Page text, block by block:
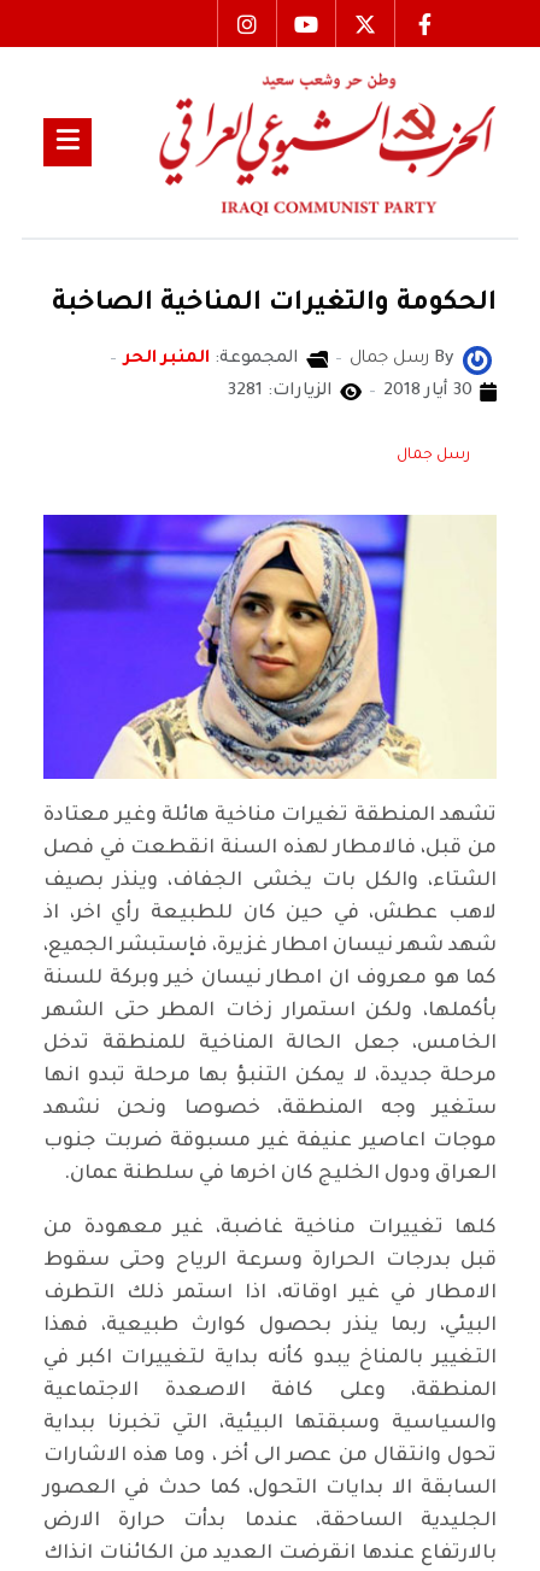
الحكومة والتغيرات المناخية الصاخبة
By رسل جمال المجموعة: المنبر الحر
30 أيار 2018
الزيارات: 3281
رسل جمال
تشهد المنطقة تغيرات مناخية هائلة وغير معتادة
من قبل، فالامطار لهذه السنة انقطعت في فصل
الشتاء، والكل بات يخشى الجفاف، وينذر بصيف
لاهب عطش، في حين كان للطبيعة رأي اخر، اذ
شهد شهر نيسان امطار غزيرة، فإستبشر الجميع،
كما هو معروف ان امطار نيسان خير وبركة للسنة
بأكملها، ولكن استمرار زخات المطر حتى الشهر
الخامس، جعل الحالة المناخية للمنطقة تدخل
مرحلة جديدة، لا يمكن التنبؤ بها مرحلة تبدو انها
ستغير وجه المنطقة، خصوصا ونحن نشهد
موجات اعاصير عنيفة غير مسبوقة ضربت جنوب
العراق ودول الخليج كان اخرها في سلطنة عمان.
كلها تغييرات مناخية غاضبة، غير معهودة من
قبل بدرجات الحرارة وسرعة الرياح وحتى سقوط
الامطار في غير اوقاته، اذا استمر ذلك التطرف
البيئي، ربما ينذر بحصول كوارث طبيعية، فهذا
التغيير بالمناخ يبدو كأنه بداية لتغييرات اكبر في
المنطقة، وعلى كافة الاصعدة الاجتماعية
والسياسية وسبقتها البيئية، التي تخبرنا ببداية
تحول وانتقال من عصر الى أخر ، وما هذه الاشارات
السابقة الا بدايات التحول، كما حدث في العصور
الجليدية الساحقة، عندما بدأت حرارة الارض
بالارتفاع عندها انقرضت العديد من الكائنات انذاك